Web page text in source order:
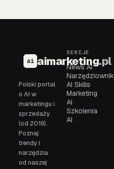
ai aimarketing.pl
Polski portal
o AI w
marketingu i
sprzedaży
(od 2016).
Poznaj
trendy i
narzędzia
od naszej
SEKCJE
News AI
Narzędziownik
AI Skills
Marketing
AI
Szkolenia
AI